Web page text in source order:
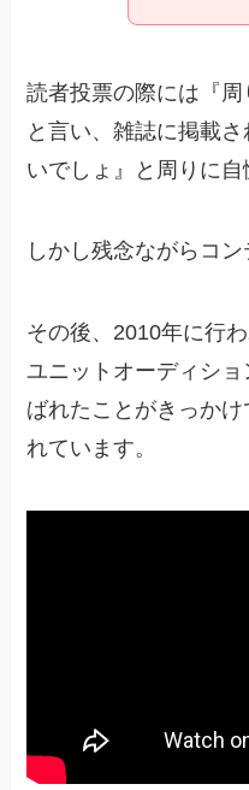
読者投票の際には『周
と言い、雑誌に掲載
いでしょ』と周りに自
しかし残念ながらコン
その後、2010年に行
ユニットオーディシ
ばれたことがきっか
れています。